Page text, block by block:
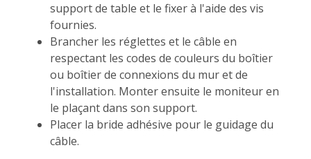
support de table et le fixer à l'aide des vis
fournies.
Brancher les réglettes et le câble en
respectant les codes de couleurs du boîtier
ou boîtier de connexions du mur et de
l'installation. Monter ensuite le moniteur en
le plaçant dans son support.
Placer la bride adhésive pour le guidage du
câble.